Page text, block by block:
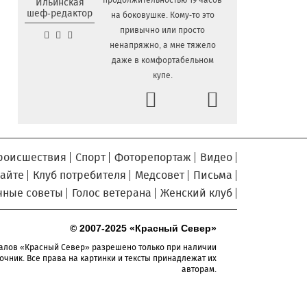
славян» в Вологодской области
Завершается ремонт
автодороги Усть-Алексеево –
Мякинницыно в Великоустюгском округе
«Единая Россия» получила
первое место в бюллетене на выборах в
в заречной части Вологды
5.08.2026 17:17 В Вологде завершены
работы по благоустройству на 18
дворовых территориях
5.08.2026 16:50 Осановская роща в Вологде
стала современным парком с
5.08.2026 16:41
Почти 13,5 тысячи человек
пострадали от клещей в Вологодской
Ильинская
шеф-редактор
на боковушке. Кому-то это
привычно или просто
ненапряжно, а мне тяжело
даже в комфортабельном
купе.
Спорт Фоторепортаж
Видео
Клуб потребителя Медсовет
Письма
советы
Голос ветерана Женский клуб
© 2007-2025 «Красный Север»
«Красный Север» разрешено только при наличии
Все права на картинки и тексты принадлежат их
авторам.